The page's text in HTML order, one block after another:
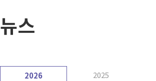
뉴스
2026 2025